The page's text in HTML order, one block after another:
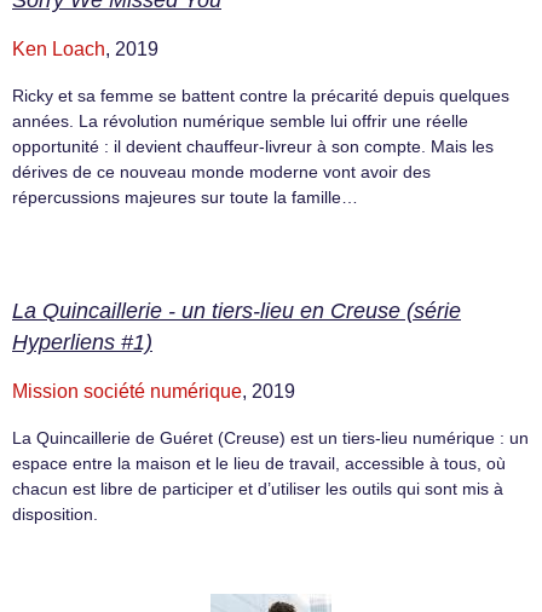
Ken Loach, 2019
Ricky et sa femme se battent contre la précarité depuis quelques
années. La révolution numérique semble lui offrir une réelle
opportunité : il devient chauffeur-livreur à son compte. Mais les
dérives de ce nouveau monde moderne vont avoir des
répercussions majeures sur toute la famille…
La Quincaillerie - un tiers-lieu en Creuse (série
Hyperliens #1)
Mission société numérique, 2019
La Quincaillerie de Guéret (Creuse) est un tiers-lieu numérique : un
espace entre la maison et le lieu de travail, accessible à tous, où
chacun est libre de participer et d’utiliser les outils qui sont mis à
disposition.